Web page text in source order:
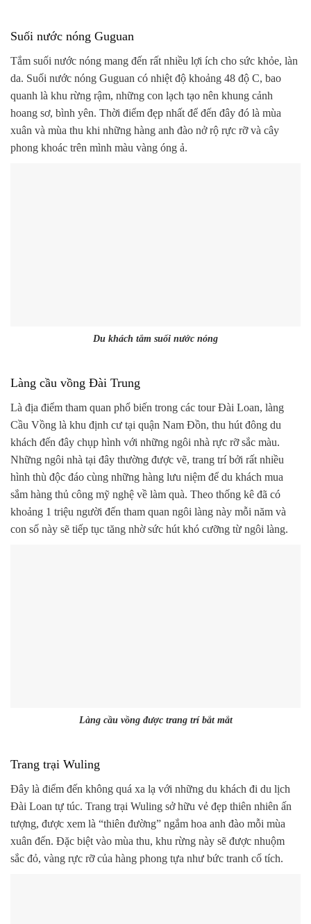
Suối nước nóng Guguan
Tắm suối nước nóng mang đến rất nhiều lợi ích cho sức khỏe, làn
da. Suối nước nóng Guguan có nhiệt độ khoảng 48 độ C, bao
quanh là khu rừng rậm, những con lạch tạo nên khung cảnh
hoang sơ, bình yên. Thời điểm đẹp nhất để đến đây đó là mùa
xuân và mùa thu khi những hàng anh đào nở rộ rực rỡ và cây
phong khoác trên mình màu vàng óng ả.
Du khách tắm suối nước nóng
Làng cầu vồng Đài Trung
Là địa điểm tham quan phổ biến trong các tour Đài Loan, làng
Cầu Vồng là khu định cư tại quận Nam Đồn, thu hút đông du
khách đến đây chụp hình với những ngôi nhà rực rỡ sắc màu.
Những ngôi nhà tại đây thường được vẽ, trang trí bởi rất nhiều
hình thù độc đáo cùng những hàng lưu niệm để du khách mua
sắm hàng thủ công mỹ nghệ về làm quà. Theo thống kê đã có
khoảng 1 triệu người đến tham quan ngôi làng này mỗi năm và
con số này sẽ tiếp tục tăng nhờ sức hút khó cưỡng từ ngôi làng.
Làng cầu vồng được trang trí bắt mắt
Trang trại Wuling
Đây là điểm đến không quá xa lạ với những du khách đi du lịch
Đài Loan tự túc. Trang trại Wuling sở hữu vẻ đẹp thiên nhiên ấn
tượng, được xem là “thiên đường” ngắm hoa anh đào mỗi mùa
xuân đến. Đặc biệt vào mùa thu, khu rừng này sẽ được nhuộm
sắc đỏ, vàng rực rỡ của hàng phong tựa như bức tranh cổ tích.